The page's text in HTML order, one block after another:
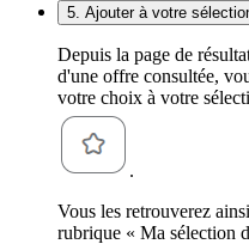
5. Ajouter à votre
Depuis la page de
d'une offre consultée,
votre choix à votre
.
Vous les retrouverez
rubrique « Ma sélection